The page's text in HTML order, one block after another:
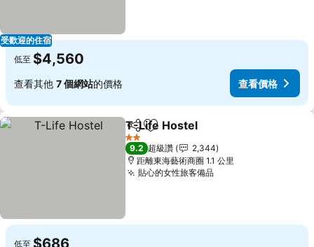
受歡迎的住宿
低至 $4,560
查看其他 7 個網站的價格 查看價格
分享 加入我的最愛
T-Life Hostel
2 星級
9.2 超級讚
2,344
距離東海藝術商圈 1.1 公里
貼心的女性旅客備品查看價格
低至 $686